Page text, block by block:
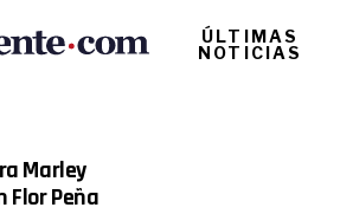
ÚLTIMAS
NOTICIAS
Marley
Flor Peña